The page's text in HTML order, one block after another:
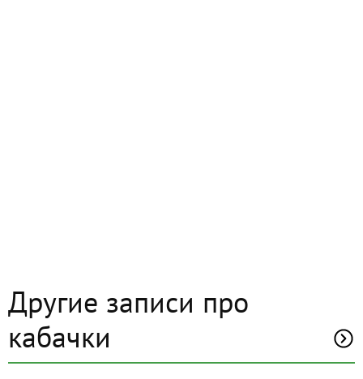
Другие записи про
кабачки